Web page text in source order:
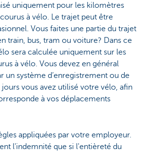
uniquement pour les kilomètres
à vélo. Le trajet peut être
Vous faites une partie du trajet
train, bus, tram ou voiture? Dans ce
sera calculée uniquement sur les
à vélo. Vous devez en général
un système d’enregistrement ou de
vous avez utilisé votre vélo, afin
à vos déplacements
appliquées par votre employeur.
l'indemnité que si l'entièreté du